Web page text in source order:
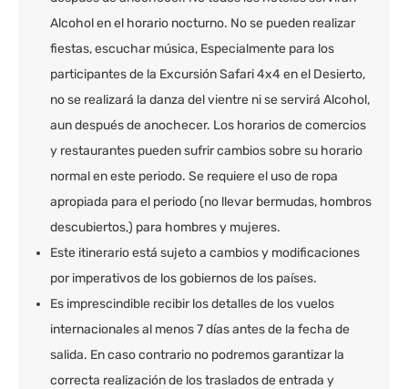
Alcohol en el horario nocturno. No se pueden realizar
fiestas, escuchar música, Especialmente para los
participantes de la Excursión Safari 4x4 en el Desierto,
no se realizará la danza del vientre ni se servirá Alcohol,
aun después de anochecer. Los horarios de comercios
y restaurantes pueden sufrir cambios sobre su horario
normal en este periodo. Se requiere el uso de ropa
apropiada para el periodo (no llevar bermudas, hombros
descubiertos,) para hombres y mujeres.
Este itinerario está sujeto a cambios y modificaciones
por imperativos de los gobiernos de los países.
Es imprescindible recibir los detalles de los vuelos
internacionales al menos 7 días antes de la fecha de
salida. En caso contrario no podremos garantizar la
correcta realización de los traslados de entrada y